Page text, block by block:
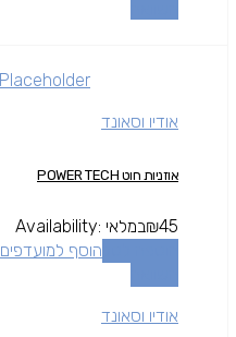
אודיו וסאונד
אוזניות חוט POWER TECH
₪45
Availability: במלאי
הוסף למועדפים
אודיו וסאונד